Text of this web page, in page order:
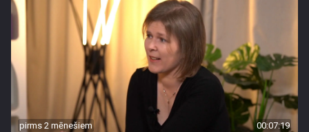
pirms 2 mēnešiem 00:07:19